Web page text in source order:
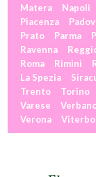
Matera
Napoli
Piacenza
Prato
Parma
Ravenna
Roma
Rimini
La Spezia
Trento
Torino
Varese
Verona
Viterbo